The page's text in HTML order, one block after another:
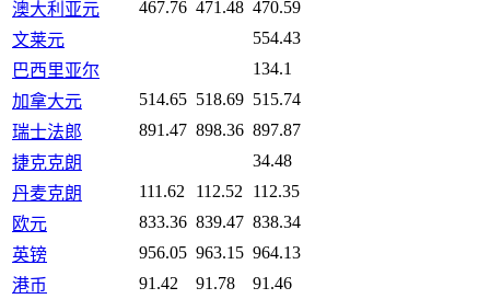
澳大利亚元 467.76 471.48 470.59
文莱元
554.43
巴西里亚尔
134.1
加拿大元
514.65 518.69 515.74
瑞士法郎
891.47 898.36 897.87
捷克克朗
34.48
丹麦克朗
111.62 112.52
112.35
欧元
833.36 839.47 838.34
英镑
956.05 963.15 964.13
港币
91.42 91.78
91.46